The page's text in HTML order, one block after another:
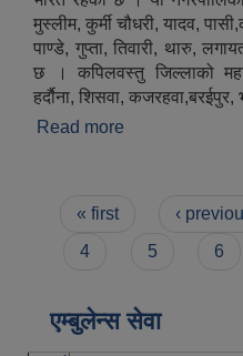
मुस्लीम, कुर्मी चौधरी, यादव,
पाण्डे, गुप्ता, तिवारी, थारु,
छ । कपिलवस्तु जिल्लाको
हर्दाैना, शिसवा,
Read more
Pages
« first ‹
4
5 6
एम्बुलेन्स सेवा